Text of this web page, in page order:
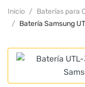
Inicio Baterías para
Batería Samsung